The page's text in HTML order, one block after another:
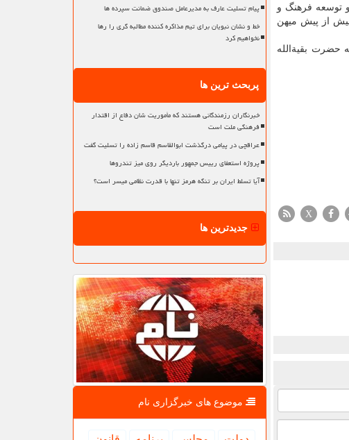
توسعه فرهنگ و
از پیش میهن
حضرت بقیةالله
X
پیام تسلیت عارف به مدیرعامل صندوق ضمانت سپرده ها
خط و نشان نبویان برای تیم مذاکره کننده مطالبه گری را رها
نخواهیم کرد
پربحث ترین ها
خبرنگاران رزمندگانی هستند که مأموریت شان دفاع از اقتدار
فرهنگی ملت است
عراقچی در پیامی درگذشت ابوالقاسم قاسم زاده را تسلیت گفت
پروژه استعفای رییس جمهور باردیگر روی میز تندروها
آیا تسلط ایران بر تنگه هرمز تنها با قدرت نظامی میسر است؟
جدیدترین ها
موضوع های خبرگزاری نام